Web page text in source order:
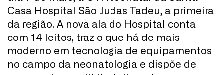
Casa Hospital São Judas Tadeu, a primeira
da região. A nova ala do Hospital conta
com 14 leitos, traz o que há de mais
moderno em tecnologia de equipamentos
no campo da neonatologia e dispõe de